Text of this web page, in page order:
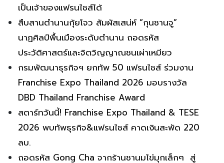
เป็นเจ้าของแฟรนไชส์ได้
สืบสานตำนานกุ้ยโจว สัมผัสเสน่ห์ “กุนซานจู”
นาฏศิลป์พื้นเมืองระดับตำนาน ถอดรหัส
ประวัติศาสตร์และจิตวิญญาณชนเผ่าเหมียว
กรมพัฒนาธุรกิจฯ ยกทัพ 50 แฟรนไชส์ ร่วมงาน
Franchise Expo Thailand 2026 มอบรางวัล
DBD Thailand Franchise Award
สตาร์ทวันนี้! Franchise Expo Thailand & TESE
2026 พบทัพธุรกิจ&แฟรนไชส์ คาดเงินสะพัด 220
ลบ.
ถอดรหัส Gong Cha จากร้านชานมไข่มุกเล็กๆ สู่